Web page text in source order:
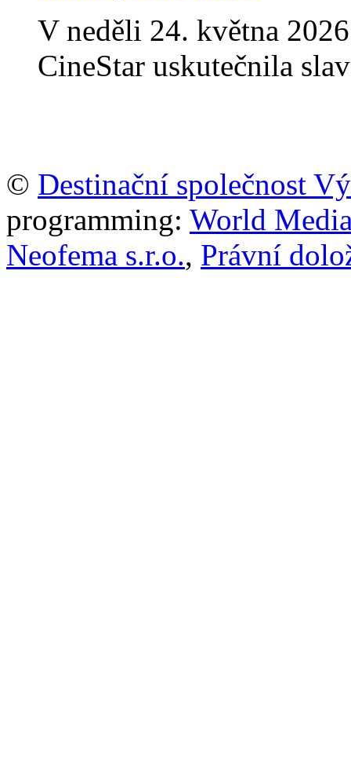
V neděli 24. května
CineStar uskutečnila
© Destinační společnost
programming: World
Neofema s.r.o., Právní